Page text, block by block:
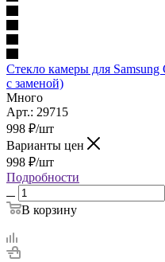
Стекло камеры для
с заменой)
Много
Арт.: 29715
998 ₽/шт
Варианты цен
998 ₽/шт
Подробности
В корзину